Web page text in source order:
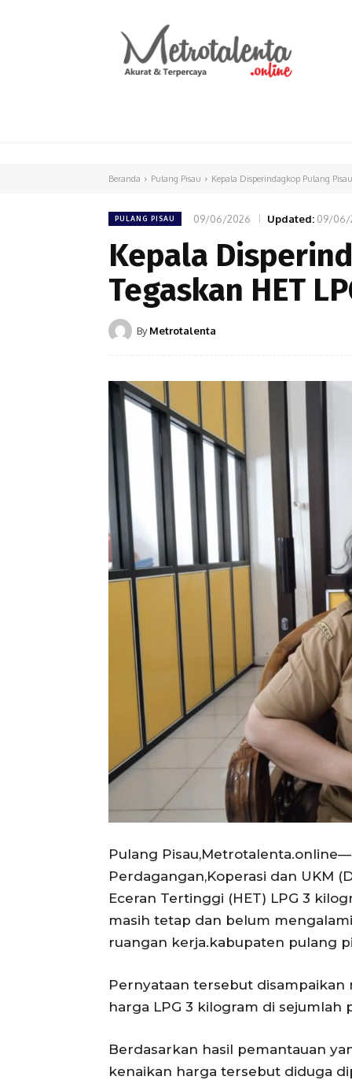
Beranda Pulang Pisau Kepala Disperindagkop Pulang
PULANG PISAU 09/06/2026 Updated: 09/06/
Kepala
Tegaskan HET
By Metrotalenta
Pulang
Perdagangan,Koperasi dan UKM
Eceran Tertinggi (HET) LPG 3
masih tetap dan belum
ruangan kerja.kabupaten pulang
Pernyataan tersebut
harga LPG 3 kilogram di sejumlah
Berdasarkan hasil pemantauan
kenaikan harga tersebut diduga